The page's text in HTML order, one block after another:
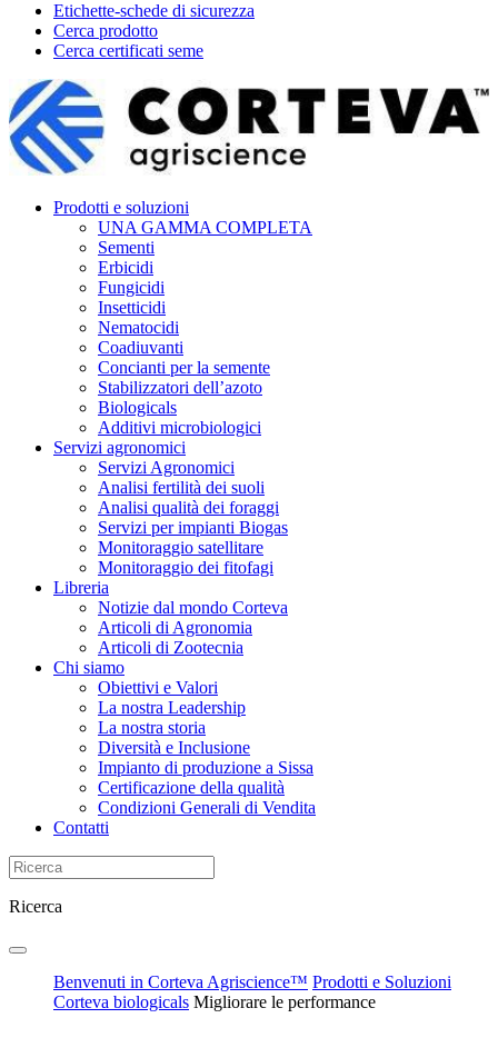
Etichette-schede di sicurezza
Cerca prodotto
Cerca certificati seme
Prodotti e soluzioni
UNA GAMMA COMPLETA
Sementi
Erbicidi
Fungicidi
Insetticidi
Nematocidi
Coadiuvanti
Concianti per la semente
Stabilizzatori dell’azoto
Biologicals
Additivi microbiologici
Servizi agronomici
Servizi Agronomici
Analisi fertilità dei suoli
Analisi qualità dei foraggi
Servizi per impianti Biogas
Monitoraggio satellitare
Monitoraggio dei fitofagi
Libreria
Notizie dal mondo Corteva
Articoli di Agronomia
Articoli di Zootecnia
Chi siamo
Obiettivi e Valori
La nostra Leadership
La nostra storia
Diversità e Inclusione
Impianto di produzione a Sissa
Certificazione della qualità
Condizioni Generali di Vendita
Contatti
Ricerca
Benvenuti in Corteva Agriscience™ Prodotti e Soluzioni
Corteva biologicals Migliorare le performance